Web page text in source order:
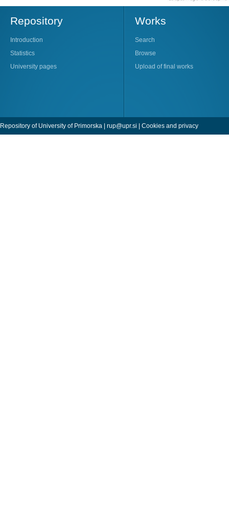
Repository
Introduction
Statistics
University pages
Works
Search
Browse
Upload of final works
Repository of University of Primorska | rup@upr.si | Cookies and privacy